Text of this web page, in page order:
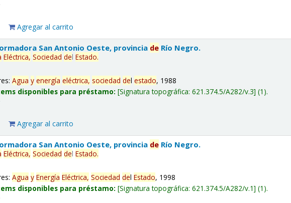
Agregar al carrito
San Antonio Oeste, provincia de Río Negro.
Eléctrica, Sociedad delEstado.
Agua y energía eléctrica, sociedad delestado, 1988
disponibles para préstamo: Signatura topográfica:621.374.5/A282/v.3 (1).
Agregar al carrito
San Antonio Oeste, provincia de Río Negro.
Eléctrica, Sociedad delEstado.
Agua y Energía Eléctrica, Sociedad delEstado, 1998
disponibles para préstamo: Signatura topográfica:621.374.5/A282/v.1 (1).